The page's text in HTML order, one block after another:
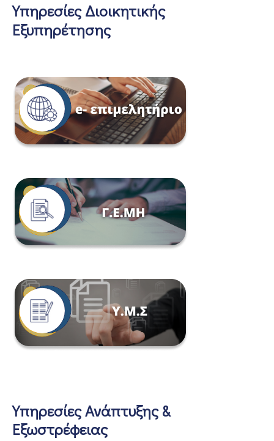
Υπηρεσίες Διοικητικής
Εξυπηρέτησης
Υπηρεσίες Ανάπτυξης &
Εξωστρέφειας